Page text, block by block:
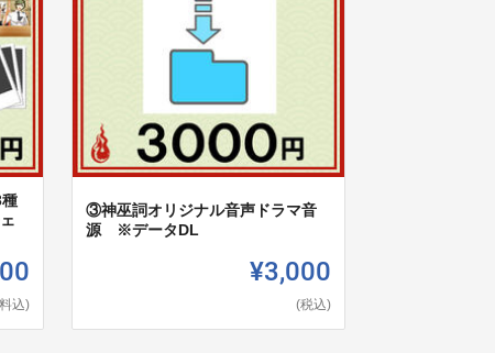
込)
③神巫詞オリジナル音声ドラマ音
源 ※データDL
¥3,000
(税込)